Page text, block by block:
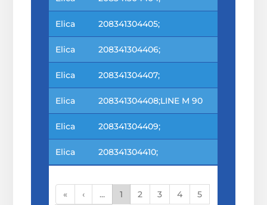
Elica 208341304405;
Elica 208341304406;
Elica 208341304407;
Elica 208341304408;LINE M 90
Elica 208341304409;
Elica 208341304410;
« ‹ ... 1 2 3 4
5